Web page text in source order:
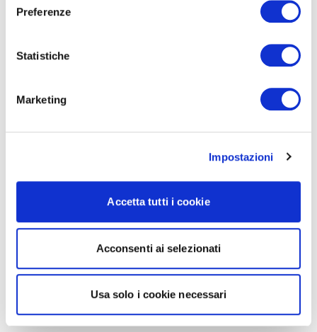
Preferenze
Statistiche
Marketing
Impostazioni
Accetta tutti i cookie
Acconsenti ai selezionati
Usa solo i cookie necessari